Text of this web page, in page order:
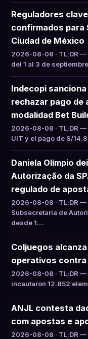
Reguladores
confirmados para
Ciudad de México
2026-08-08 · TL;DR —
del 1 al 3 de
Indecopi
rechazar pago de
modalidad Bet
2026-08-08 · TL;DR
UIT y el pago de S/
Daniela Olímpio
Autorização da
regulado de
2026-08-08 · TL;DR —
Subsecretaria de
desde 1…
Coljuegos
operativos contra
2026-08-08 · TL;DR
incautaron 12.852
ANJL contesta
com apostas e
2026-08-08 · TL;DR —